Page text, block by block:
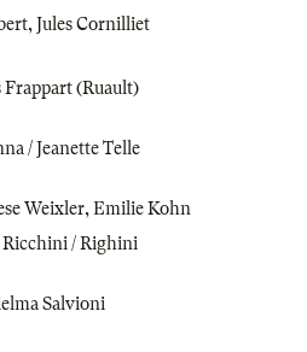
, Jules Cornilliet
Frappart (Ruault)
/ Jeanette Telle
Weixler, Emilie Kohn
/ Righini
Salvioni